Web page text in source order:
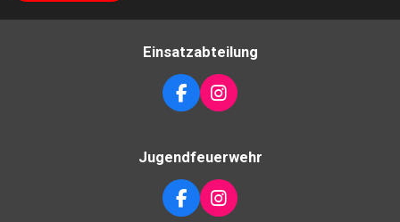
Einsatzabteilung
F
A
E
B
O
O
K
I
N
T
A
G
R
A
Jugendfeuerwehr
F
I